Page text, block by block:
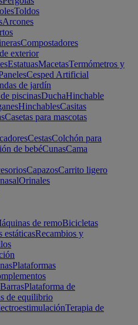
Toldos
Arcones
Compostadores
exterior
EstatuasMacetasTermómetros y
Cesped Artificial
de jardín
piscinasDuchaHinchable
HinchablesCasitas
Casetas para mascotas
CestasColchón para
de bebéCunasCama
CapazosCarrito ligero
Orinales
de remoBicicletas
estáticasRecambios y
Plataformas
BarrasPlataforma de
de equilibrio
Terapia de